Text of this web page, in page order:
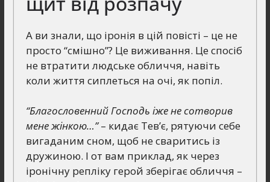
А ви знали, що іронія в цій повісті – це не
просто “смішно”? Це виживання. Це спосіб
не втратити людське обличчя, навіть
коли життя сиплеться на очі, як попіл.
“Благословенний Господь іже не сотворив
мене жінкою…”– кидає Тев’є, рятуючи себе
вигаданим сном, щоб не сваритись із
дружиною. І от вам приклад, як через
іронічну репліку герой зберігає обличчя –